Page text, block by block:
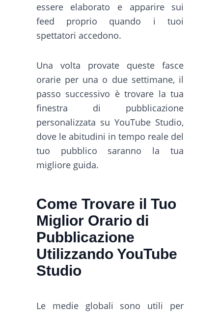
essere elaborato e apparire sui
feed proprio quando i tuoi
spettatori accedono.
Una volta provate queste fasce
orarie per una o due settimane, il
passo successivo è trovare la tua
finestra di pubblicazione
personalizzata su YouTube Studio,
dove le abitudini in tempo reale del
tuo pubblico saranno la tua
migliore guida.
Come Trovare il Tuo
Miglior Orario di
Pubblicazione
Utilizzando YouTube
Studio
Le medie globali sono utili per